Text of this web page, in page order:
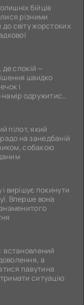
бійців
різними
світу жорстоких
де спокій —
швидко
і
одружитися,
пілот, який
на занедбаній
собакою
вирішує покинути
Вперше вона
встановлений
а
павутина
ситуацію